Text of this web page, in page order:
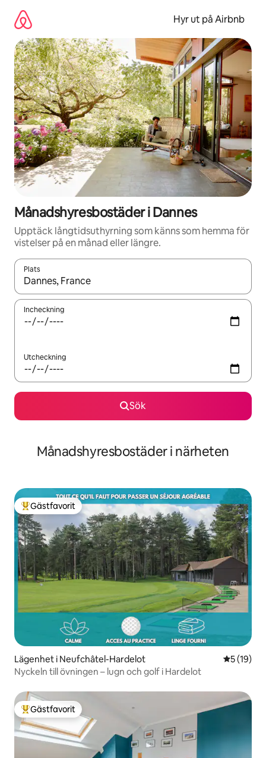
innehåll
Hyr ut på Airbnb
Månadshyresbostäder i Dannes
Upptäck långtidsuthyrning som känns som hemma för
vistelser på en månad eller längre.
Plats
När resultaten är tillgängliga kan du navigera med upp- och
Incheckning
Utcheckning
Sök
Månadshyresbostäder i närheten
Populär gästfavorit
Gästfavorit
Lägenhet i Neufchâtel-Hardelot 5 av 5 i
5 (19)
Nyckeln till övningen – lugn och golf i Hardelot
Populär gästfavorit
Gästfavorit